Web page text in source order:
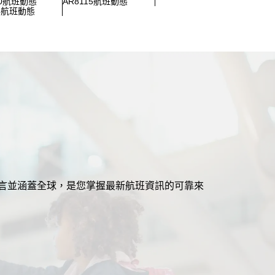
班動態
涵蓋全球，是您掌握最新航班資訊的可靠來